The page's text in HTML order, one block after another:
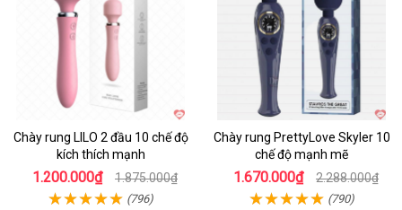
Chày rung LILO 2 đầu 10 chế độ
kích thích mạnh
1.200.000₫ 1.875.000₫
(796)
Chày rung PrettyLove Skyler 10
chế độ mạnh mẽ
1.670.000₫ 2.288.000₫
(790)